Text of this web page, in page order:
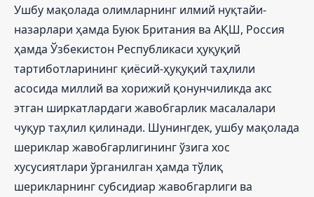
Ушбу мақолада олимларнинг илмий нуқтайи-
назарлари ҳамда Буюк Британия ва АҚШ, Россия
ҳамда Ўзбекистон Республикаси ҳуқуқий
тартиботларининг қиёсий-ҳуқуқий таҳлили
асосида миллий ва хорижий қонунчиликда акс
этган ширкатлардаги жавобгарлик масалалари
чуқур таҳлил қилинади. Шунингдек, ушбу мақолада
шериклар жавобгарлигининг ўзига хос
хусусиятлари ўрганилган ҳамда тўлиқ
шерикларнинг субсидиар жавобгарлиги ва